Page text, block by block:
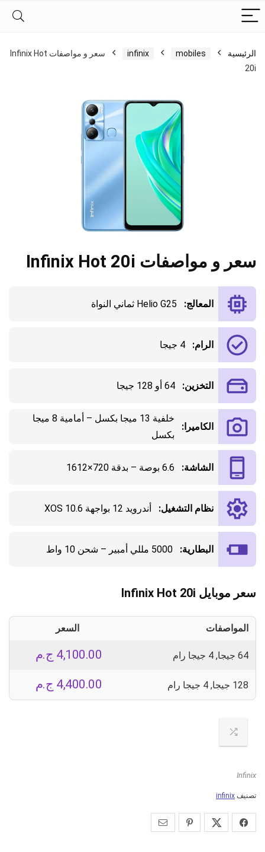
الرئيسية mobiles
infinix
سعر و مواصفات Infinix Hot
20i
سعر و مواصفات Infinix Hot 20i
المعالج: Helio G25 ثماني النواة
الرام: 4 جيجا
التخزين: 64 أو 128 جيجا
الكاميرا:
خلفية 13 ميجا بكسل – أمامية 8 ميجا
بكسل
الشاشة: 6.6 بوصة – بدقة 720×1612
نظام التشغيل: أندرويد 12 بواجهة XOS 10.6
البطارية: 5000 مللي أمبير – شحن 10 واط
سعر موبايل Infinix Hot 20i
المواصفات السعر
64 جيجا, 4 جيجا رام ج.م 4,100.00
128 جيجا, 4 جيجا رام ج.م 4,400.00
Infinix
تصنيف infinix